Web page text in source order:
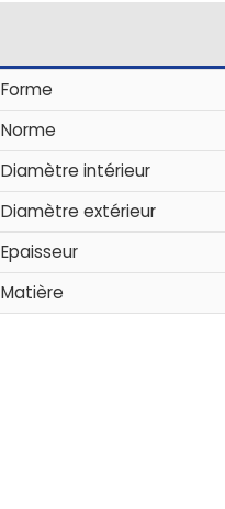
Forme
Norme
Diamètre intérieur
Diamètre extérieur
Epaisseur
Matière